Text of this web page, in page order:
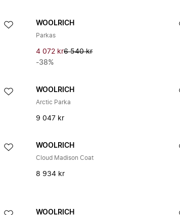
WOOLRICH
Parkas
4 072 kr6 540 kr
-38%
WOOLRICH
Arctic Parka
9 047 kr
WOOLRICH
Cloud Madison Coat
8 934 kr
WOOLRICH